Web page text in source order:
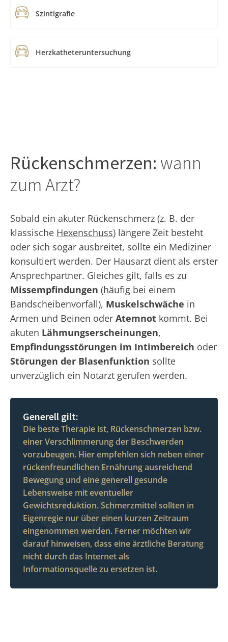
Szintigrafie
Herzkatheteruntersuchung
Rückenschmerzen: wann
zum Arzt?
Sobald ein akuter Rückenschmerz (z. B. der
klassische Hexenschuss) längere Zeit besteht
oder sich sogar ausbreitet, sollte ein Mediziner
konsultiert werden. Der Hausarzt dient als erster
Ansprechpartner. Gleiches gilt, falls es zu
Missempfindungen (häufig bei einem
Bandscheibenvorfall), Muskelschwäche in
Armen und Beinen oder Atemnot kommt. Bei
akuten Lähmungserscheinungen,
Empfindungsstörungen im Intimbereich oder
Störungen der Blasenfunktion sollte
unverzüglich ein Notarzt gerufen werden.
Generell gilt:
Die beste Therapie ist, Rückenschmerzen bzw.
einer Verschlimmerung der Beschwerden
vorzubeugen. Hier empfehlen sich neben einer
rückenfreundlichen Ernährung ausreichend
Bewegung und eine generell gesunde
Lebensweise mit eventueller
Gewichtsreduktion. Schmerzmittel sollten in
Eigenregie nur über einen kurzen Zeitraum
eingenommen werden. Ferner möchten wir
darauf hinweisen, dass eine ärztliche Beratung
nicht durch das Internet als
Informationsquelle zu ersetzen ist.